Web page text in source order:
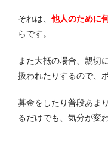
それは、 他人のために
らです。
また大抵の場合、親切
扱われたりするので、
募金をしたり普段あま
るだけでも、気分が変